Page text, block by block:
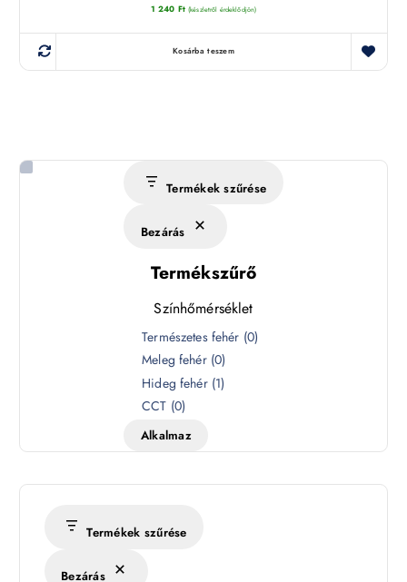
1 240 Ft (készletről érdeklődjön)
Kosárba teszem
Termékek szűrése
Bezárás
Termékszűrő
Színhőmérséklet
é
s
k
Természetes fehér (0)
Meleg fehér (0)
Hideg fehér (1)
CCT (0)
Alkalmaz
Termékek szűrése
Bezárás